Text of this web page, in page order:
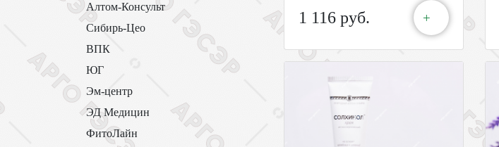
Алтом-Консульт
Сибирь-Цео
ВПК
ЮГ
Эм-центр
ЭД Медицин
ФитоЛайн
1 116 руб. +